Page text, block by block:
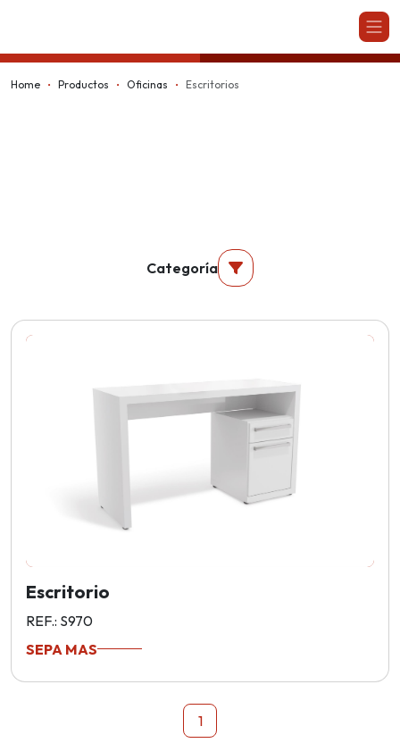
Home Productos Oficinas Escritorios
Categoría
Escritorio
REF.: S970
SEPA MAS
1